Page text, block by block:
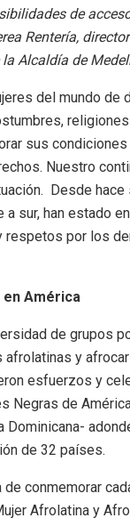
de
Rentería,
Alcaldía de
del mundo de
sus
Nuestro
Desde
a sur, han estado
respetos por los
en América
de grupos
y
esfuerzos y
Negras de
Dominicana-
de 32 países.
conmemorar
Afrolatina y